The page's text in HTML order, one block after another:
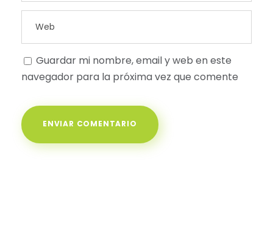
Guardar mi nombre, email y web en este
navegador para la próxima vez que comente